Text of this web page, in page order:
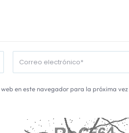
en este navegador para la próxima